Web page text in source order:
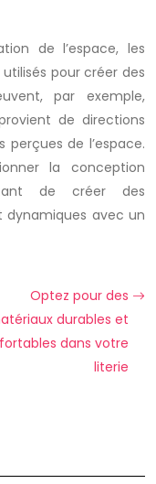
de l’espace, les
pour créer des
par exemple,
de directions
de l’espace.
la conception
de créer des
dynamiques avec un
Optez pour des
durables et
dans votre
literie